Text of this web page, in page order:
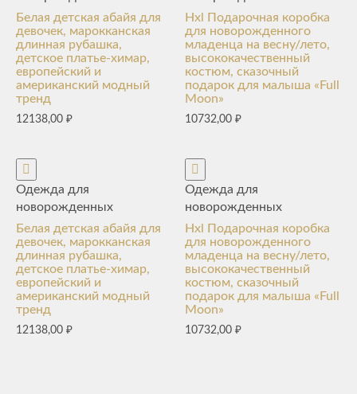
Белая детская абайя для
девочек, марокканская
длинная рубашка,
детское платье-химар,
европейский и
американский модный
тренд
12138,00 ₽
Одежда для
новорожденных
Белая детская абайя для
девочек, марокканская
длинная рубашка,
детское платье-химар,
европейский и
американский модный
тренд
12138,00 ₽
Hxl Подарочная коробка
для новорожденного
младенца на весну/лето,
высококачественный
костюм, сказочный
подарок для малыша «Full
Moon»
10732,00₽
Одежда для
новорожденных
Hxl Подарочная коробка
для новорожденного
младенца на весну/лето,
высококачественный
костюм, сказочный
подарок для малыша «Full
Moon»
10732,00₽